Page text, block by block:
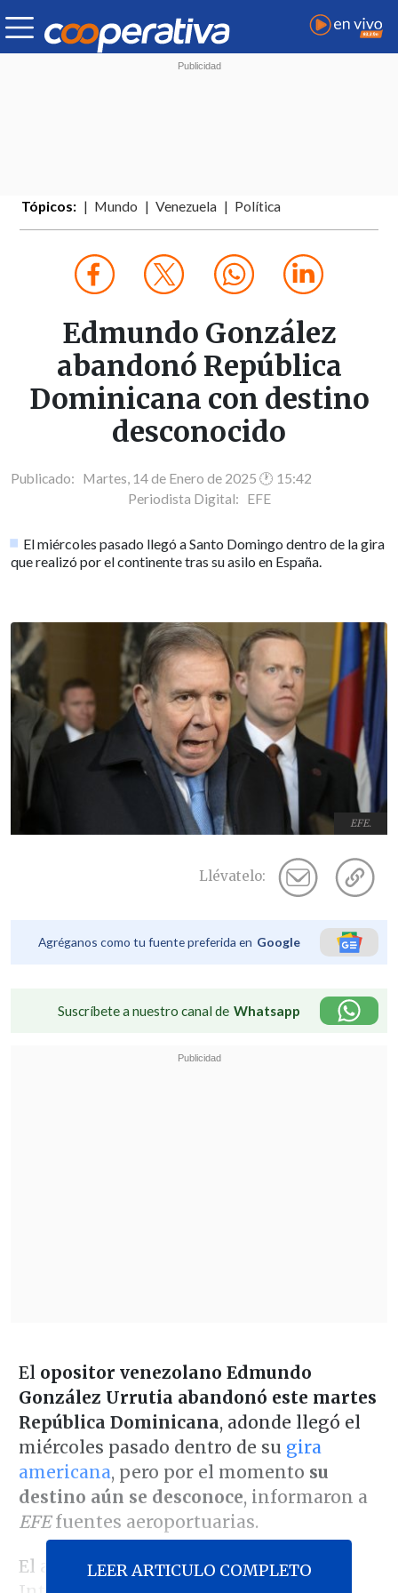
Tópicos: Mundo Venezuela Política
Edmundo González
abandonó República
Dominicana con destino
desconocido
Publicado: Martes, 14 de Enero de 2025 🕐 15:42
Periodista Digital: EFE
El miércoles pasado llegó a Santo Domingo dentro de la gira
que realizó por el continente tras su asilo en España.
EFE.
Llévatelo:
Agréganos como tu fuente preferida en Google
Suscríbete a nuestro canal de Whatsapp
El opositor venezolano Edmundo
González Urrutia abandonó este martes
República Dominicana, adonde llegó el
miércoles pasado dentro de su gira
americana, pero por el momento su
destino aún se desconoce, informaron a
EFEfuentes aeroportuarias.
El avión despegó del Aeropuerto
LEER ARTICULO COMPLETO